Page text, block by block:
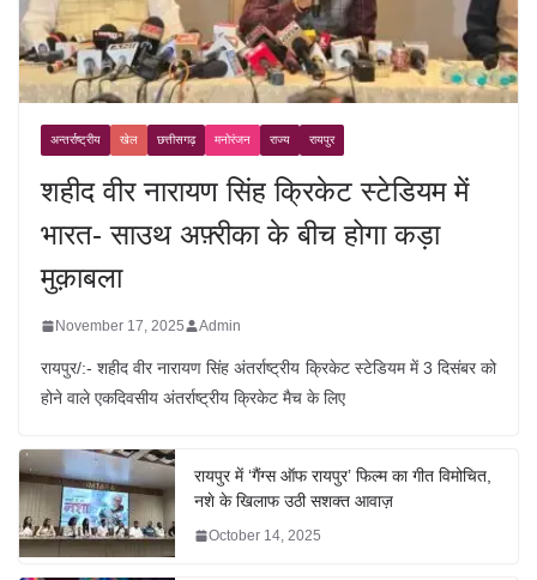
अन्तर्राष्ट्रीय खेल छत्तीसगढ़ मनोरंजन राज्य रायपुर
शहीद वीर नारायण सिंह क्रिकेट स्टेडियम में
भारत- साउथ अफ़्रीका के बीच होगा कड़ा
मुक़ाबला
November 17, 2025 Admin
रायपुर/:- शहीद वीर नारायण सिंह अंतर्राष्ट्रीय क्रिकेट स्टेडियम में 3 दिसंबर को
होने वाले एकदिवसीय अंतर्राष्ट्रीय क्रिकेट मैच के लिए
रायपुर में ‘गैंग्स ऑफ रायपुर’ फिल्म का गीत विमोचित,
नशे के खिलाफ उठी सशक्त आवाज़
October 14, 2025